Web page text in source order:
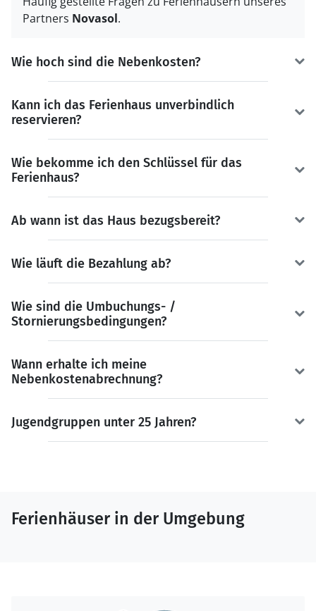
Partners Novasol.
Wie hoch sind die Nebenkosten?
Kann ich das Ferienhaus unverbindlich
reservieren?
Wie bekomme ich den Schlüssel für das
Ferienhaus?
Ab wann ist das Haus bezugsbereit?
Wie läuft die Bezahlung ab?
Wie sind die Umbuchungs- /
Stornierungsbedingungen?
Wann erhalte ich meine
Nebenkostenabrechnung?
Jugendgruppen unter 25 Jahren?
Ferienhäuser in der Umgebung